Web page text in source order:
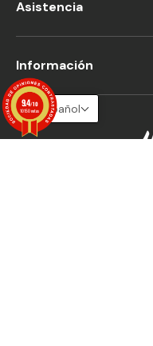
Asistencia
Información
Español
9.4/10
10150 notas